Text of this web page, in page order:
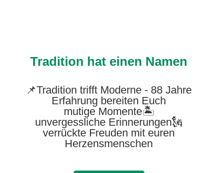
Tradition hat einen Namen
📌Tradition trifft Moderne - 88 Jahre
Erfahrung bereiten Euch
mutige Momente🏝
unvergessliche Erinnerungen🗽
verrückte Freuden mit euren
Herzensmenschen